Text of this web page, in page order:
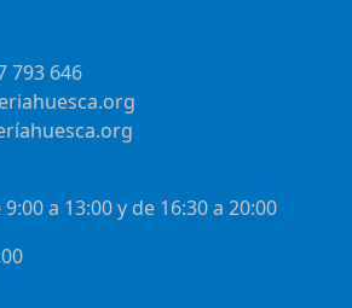
793 646
a 13:00 y de 16:30 a 20:00